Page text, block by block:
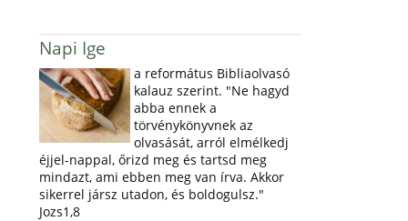
Napi Ige
a református Bibliaolvasó
kalauz szerint. "Ne hagyd
abba ennek a
törvénykönyvnek az
olvasását, arról elmélkedj
éjjel-nappal, őrizd meg és tartsd meg
mindazt, ami ebben meg van írva. Akkor
sikerrel jársz utadon, és boldogulsz."
Jozs1,8